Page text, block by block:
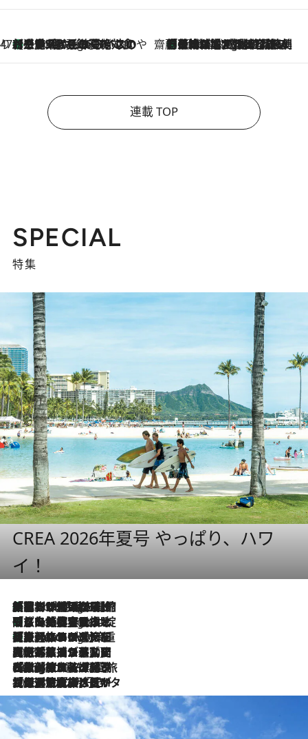
47都道府県の手みやげ ひんやりスイーツで夏を満喫
5 Hours Ago
【三重県】この夏絶対食べたい 冷やしておいしいおやつ3選 お餅×アイスの新感覚スイーツ 齋藤 薫 美容脳ルネサンス
5 Hours Ago
「荷物が増えるほど旅ストレスは増す」美容ジャーナリストがたどり着いた最終結論。“化粧品を劇的に減らす”感動の凝縮美容とは
連載 TOP
SPECIAL
特集
CREA 2026年夏号 やっぱり、ハワ
イ！
5 Hours Ago
「荷物が増えるほど旅ストレスは増す」美容ジャーナリストがたどり着いた最終結論。“化粧品を劇的に減らす”感動の凝縮美容とは
5 Hours Ago
「旅先には金髪ウィッグを持参」日本と同じメイクでは損してる!? 美容ジャーナリストが提案する“掟破りの旅美容”とは
5 Hours Ago
【厳選旅コスメ】「身軽さ＆UV対策重視！」ヘアアーティストshucoが選んだ夏旅ベストコスメを発表【Mサイズジップ】
2026.8.5
【厳選旅コスメ】国内をあちこち移動する河井菜摘が選んだ夏旅ベストコスメ発表！「リラックスアイテムはマスト」【Mサイズジップ】
2026.8.4
【厳選旅コスメ】「紫外線＆乾燥対策しながらメイク感も！」ヘア＆メイクGeorgeが選んだ夏旅ベストコスメを発表！【Mサイズジップ】
2026.8.3
【厳選旅コスメ】「保湿もタイパ重視！」“サウナ好き”タレント清水みさとが愛用する夏旅ベストコスメを発表！【Mサイズジップ】